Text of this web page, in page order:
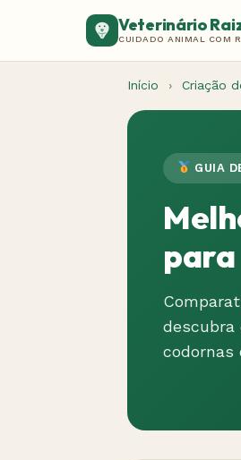
Veterinário
CUIDADO ANIMAL COM
Início › Criação
GUIA
para
descubra
codornas